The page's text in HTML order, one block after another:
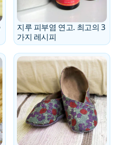
지루 피부염 연고. 최고의 3
가지 레시피